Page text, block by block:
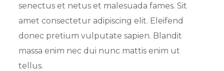
senectus et netus et malesuada fames. Sit
amet consectetur adipiscing elit. Eleifend
donec pretium vulputate sapien. Blandit
massa enim nec dui nunc mattis enim ut
tellus.